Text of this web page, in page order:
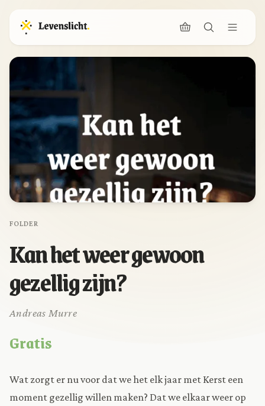
FOLDER
Kan het weer gewoon
gezellig zijn?
Andreas Murre
Gratis
Wat zorgt er nu voor dat we het elk jaar met Kerst een
moment gezellig willen maken? Dat we elkaar weer op